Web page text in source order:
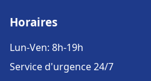
Horaires
Lun-Ven: 8h-19h
Service d'urgence 24/7